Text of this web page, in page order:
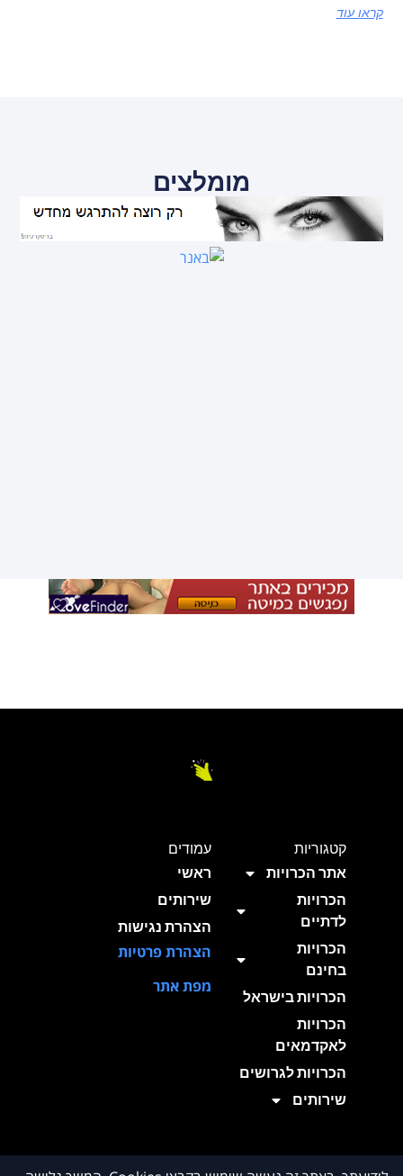
קראו עוד
מומלצים
קטגוריות
אתר הכרויות
הכרויות
לדתיים
הכרויות
בחינם
הכרויות בישראל
הכרויות
לאקדמאים
הכרויות לגרושים
שירותים
עמודים
ראשי
שירותים
הצהרת נגישות
הצהרת פרטיות
מפת אתר